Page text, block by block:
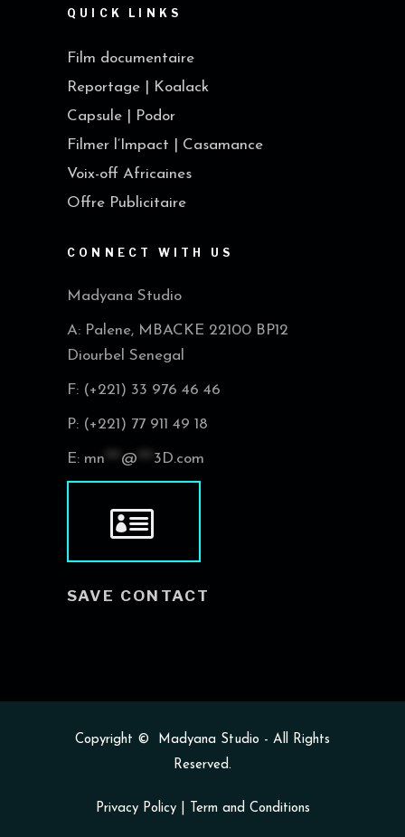
QUICK LINKS
Film documentaire
Reportage | Koalack
Capsule | Podor
Filmer l’Impact | Casamance
Voix-off Africaines
Offre Publicitaire
CONNECT WITH US
Madyana Studio
A: Palene, MBACKE 22100 BP12
Diourbel Senegal
F: (+221) 33 976 46 46
P: (+221) 77 911 49 18
E: mn *** @ *** 3D.com
SAVE CONTACT
Copyright © Madyana Studio - All Rights
Reserved.
Privacy Policy| Term and Conditions